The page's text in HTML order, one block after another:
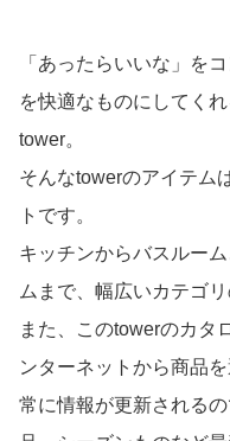
「あったらいいな」を
を快適なものにしてく
tower。
そんなtowerのアイテム
トです。
キッチンからバスルー
ムまで、幅広いカテゴ
また、このtowerのカタ
ンターネットから商品
常に情報が更新される